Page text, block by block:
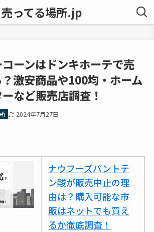
売ってる場所.jp
ーンはドンキホーテで売
？激安商品や100均・ホーム
など販売店調査！
2024年7月27日
ナウフーズパントテ
ン酸が販売中止の理
由は？購入可能な市
販はネットでも買え
るか徹底調査！